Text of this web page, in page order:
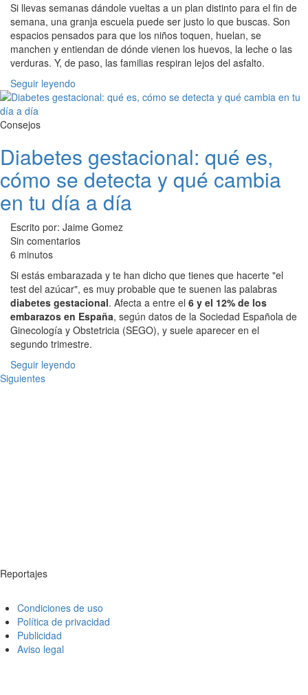
Si llevas semanas dándole vueltas a un plan distinto para el fin de
semana, una granja escuela puede ser justo lo que buscas. Son
espacios pensados para que los niños toquen, huelan, se
manchen y entiendan de dónde vienen los huevos, la leche o las
verduras. Y, de paso, las familias respiran lejos del asfalto.
Seguir leyendo
Consejos
Diabetes gestacional: qué es,
cómo se detecta y qué cambia
en tu día a día
Escrito por: Jaime Gomez
Sin comentarios
6 minutos
Si estás embarazada y te han dicho que tienes que hacerte "el
test del azúcar", es muy probable que te suenen las palabras
diabetes gestacional. Afecta a entre el 6 y el 12% de los
embarazos en España, según datos de la Sociedad Española de
Ginecología y Obstetricia (SEGO), y suele aparecer en el
segundo trimestre.
Seguir leyendo
Siguientes
Reportajes
Condiciones de uso
Política de privacidad
Publicidad
Aviso legal